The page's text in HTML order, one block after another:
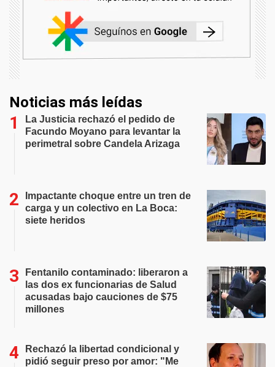
Noticias más leídas
La Justicia rechazó el pedido de
Facundo Moyano para levantar la
perimetral sobre Candela Arizaga
Impactante choque entre un tren de
carga y un colectivo en La Boca:
siete heridos
Fentanilo contaminado: liberaron a
las dos ex funcionarias de Salud
acusadas bajo cauciones de $75
millones
Rechazó la libertad condicional y
pidió seguir preso por amor: "Me